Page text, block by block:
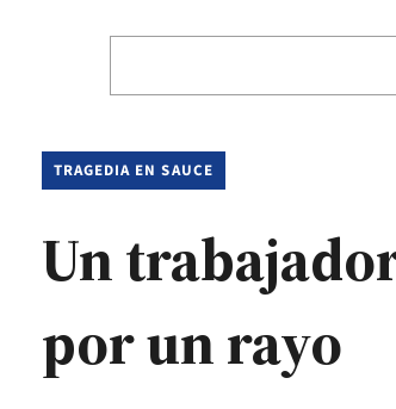
TRAGEDIA EN SAUCE
Un
por un rayo